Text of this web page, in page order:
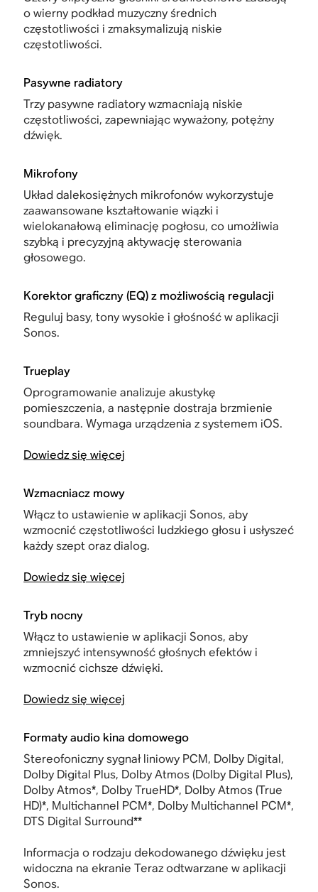
o wierny podkład muzyczny średnich
częstotliwości i zmaksymalizują niskie
częstotliwości.
Pasywne radiatory
Trzy pasywne radiatory wzmacniają niskie
częstotliwości, zapewniając wyważony, potężny
dźwięk.
Mikrofony
Układ dalekosiężnych mikrofonów wykorzystuje
zaawansowane kształtowanie wiązki i
wielokanałową eliminację pogłosu, co umożliwia
szybką i precyzyjną aktywację sterowania
głosowego.
Korektor graficzny (EQ) z możliwością regulacji
Reguluj basy, tony wysokie i głośność w aplikacji
Sonos.
Trueplay
Oprogramowanie analizuje akustykę
pomieszczenia, a następnie dostraja brzmienie
soundbara. Wymaga urządzenia z systemem iOS.
Dowiedz się więcej
Wzmacniacz mowy
Włącz to ustawienie w aplikacji Sonos, aby
wzmocnić częstotliwości ludzkiego głosu i usłyszeć
każdy szept oraz dialog.
Dowiedz się więcej
Tryb nocny
Włącz to ustawienie w aplikacji Sonos, aby
zmniejszyć intensywność głośnych efektów i
wzmocnić cichsze dźwięki.
Dowiedz się więcej
Formaty audio kina domowego
Stereofoniczny sygnał liniowy PCM, Dolby Digital,
Dolby Digital Plus, Dolby Atmos (Dolby Digital Plus),
Dolby Atmos*, Dolby TrueHD*, Dolby Atmos (True
HD)*, Multichannel PCM*, Dolby Multichannel PCM*,
DTS Digital Surround**
Informacja o rodzaju dekodowanego dźwięku jest
widoczna na ekranie Teraz odtwarzane w aplikacji
Sonos.